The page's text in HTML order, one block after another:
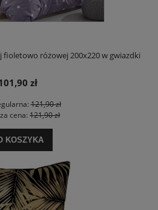
różowej 200x220 w gwiazdki
zł
121,90 zł
cena: 121,90 zł
KOSZYKA